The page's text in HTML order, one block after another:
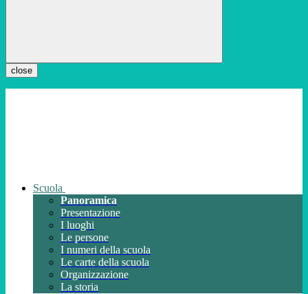
close
Scuola
Panoramica
Presentazione
I luoghi
Le persone
I numeri della scuola
Le carte della scuola
Organizzazione
La storia